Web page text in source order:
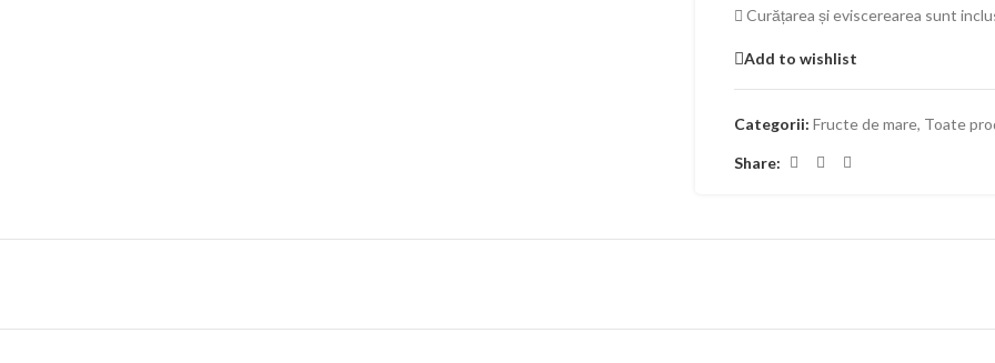
Curățarea și eviscerearea sunt
Add to wishlist
Categorii: Fructe de mare, Toate
Share: